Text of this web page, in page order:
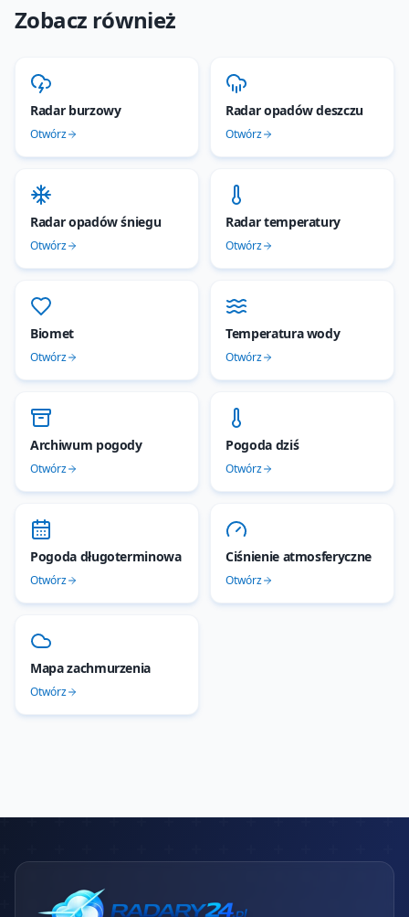
Zobacz również
Radar burzowy
Otwórz
Radar opadów deszczu
Otwórz
Radar opadów śniegu
Otwórz
Radar temperatury
Otwórz
Biomet
Otwórz
Temperatura wody
Otwórz
Archiwum pogody
Otwórz
Pogoda dziś
Otwórz
Pogoda długoterminowa
Otwórz
Ciśnienie atmosferyczne
Otwórz
Mapa zachmurzenia
Otwórz